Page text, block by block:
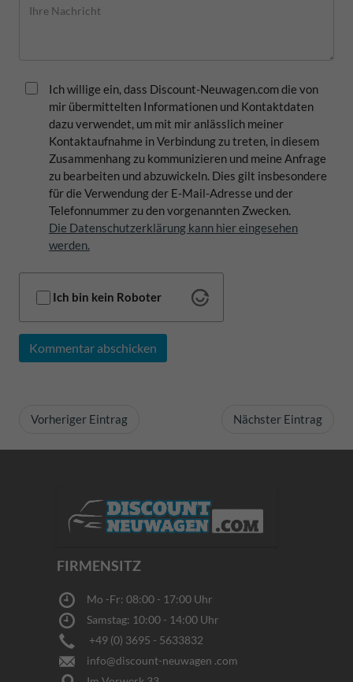
Ich willige ein, dass Discount-Neuwagen.com die von
mir übermittelten Informationen und Kontaktdaten
dazu verwendet, um mit mir anlässlich meiner
Kontaktaufnahme in Verbindung zu treten, in diesem
Zusammenhang zu kommunizieren und meine Anfrage
zu bearbeiten und abzuwickeln. Dies gilt insbesondere
für die Verwendung der E-Mail-Adresse und der
Telefonnummer zu den vorgenannten Zwecken.
Die Datenschutzerklärung kann hier eingesehen
werden.
Ich bin kein Roboter
Kommentar abschicken
Vorheriger Eintrag Nächster Eintrag
FIRMENSITZ
Mo -Fr: 08:00 - 17:00 Uhr
Samstag: 10:00 - 14:00 Uhr
+49 (0) 3695 - 5633832
info@discount-neuwagen .com